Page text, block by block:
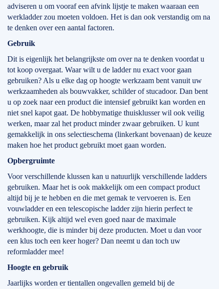
adviseren u om vooraf een afvink lijstje te maken waaraan een
werkladder zou moeten voldoen. Het is dan ook verstandig om na
te denken over een aantal factoren.
Gebruik
Dit is eigenlijk het belangrijkste om over na te denken voordat u
tot koop overgaat. Waar wilt u de ladder nu exact voor gaan
gebruiken? Als u elke dag op hoogte werkzaam bent vanuit uw
werkzaamheden als bouwvakker, schilder of stucadoor. Dan bent
u op zoek naar een product die intensief gebruikt kan worden en
niet snel kapot gaat. De hobbymatige thuisklusser wil ook veilig
werken, maar zal het product minder zwaar gebruiken. U kunt
gemakkelijk in ons selectieschema (linkerkant bovenaan) de keuze
maken hoe het product gebruikt moet gaan worden.
Opbergruimte
Voor verschillende klussen kan u natuurlijk verschillende ladders
gebruiken. Maar het is ook makkelijk om een compact product
altijd bij je te hebben en die met gemak te vervoeren is. Een
vouwladder en een telescopische ladder zijn hierin perfect te
gebruiken. Kijk altijd wel even goed naar de maximale
werkhoogte, die is minder bij deze producten. Moet u dan voor
een klus toch een keer hoger? Dan neemt u dan toch uw
reformladder mee!
Hoogte en gebruik
Jaarlijks worden er tientallen ongevallen gemeld bij de